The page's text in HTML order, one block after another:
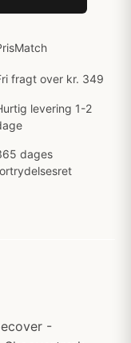
fragt over kr. 349
levering 1-2
dages
-